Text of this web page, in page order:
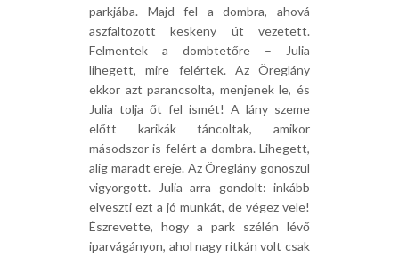
parkjába. Majd fel a dombra, ahová
aszfaltozott keskeny út vezetett.
Felmentek a dombtetőre – Julia
lihegett, mire felértek. Az Öreglány
ekkor azt parancsolta, menjenek le, és
Julia tolja őt fel ismét! A lány szeme
előtt karikák táncoltak, amikor
másodszor is felért a dombra. Lihegett,
alig maradt ereje. Az Öreglány gonoszul
vigyorgott. Julia arra gondolt: inkább
elveszti ezt a jó munkát, de végez vele!
Észrevette, hogy a park szélén lévő
iparvágányon, ahol nagy ritkán volt csak